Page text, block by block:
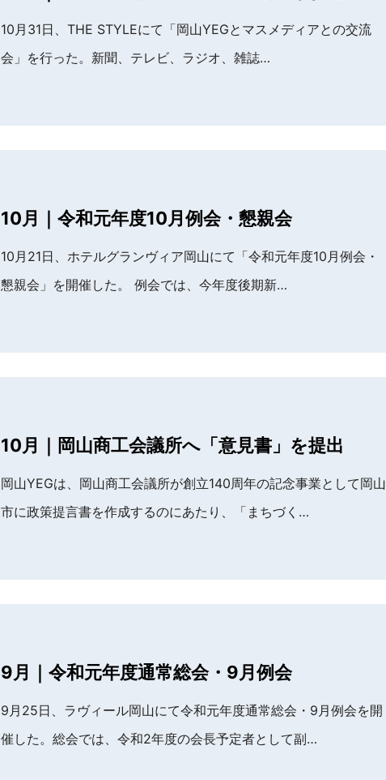
10月31日、THE STYLEにて「岡山YEGとマスメディアとの交流
会」を行った。新聞、テレビ、ラジオ、雑誌…
10月｜令和元年度10月例会・懇親会
10月21日、ホテルグランヴィア岡山にて「令和元年度10月例会・
懇親会」を開催した。 例会では、今年度後期新…
10月｜岡山商工会議所へ「意見書」を提出
岡山YEGは、岡山商工会議所が創立140周年の記念事業として岡山
市に政策提言書を作成するのにあたり、「まちづく…
9月｜令和元年度通常総会・9月例会
9月25日、ラヴィール岡山にて令和元年度通常総会・9月例会を開
催した。総会では、令和2年度の会長予定者として副…